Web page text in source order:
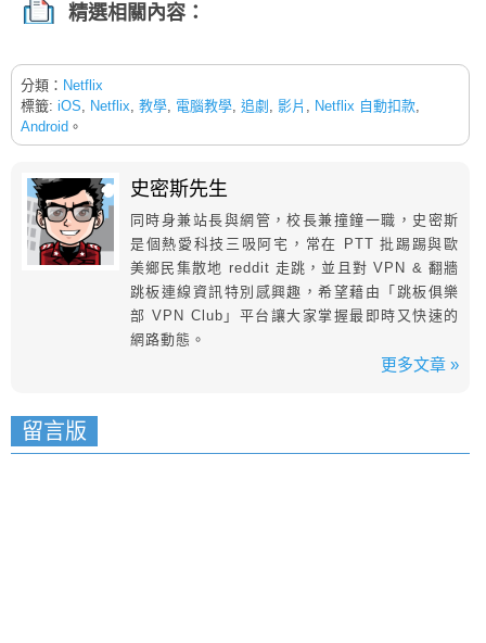
精選相關內容：
分類： Netflix
標籤: iOS Netflix 教學 電腦教學 追劇 影片 Netflix 自動扣款
Android 。
史密斯先生
同時身兼站長與網管，校長兼撞鐘一職，史密斯
是個熱愛科技三吸阿宅，常在 PTT 批踢踢與歐
美鄉民集散地 reddit 走跳，並且對 VPN & 翻牆
跳板連線資訊特別感興趣，希望藉由「跳板俱樂
部 VPN Club」平台讓大家掌握最即時又快速的
網路動態。
更多文章 »
留言版